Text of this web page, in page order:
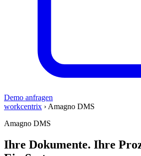
Demo anfragen
workcentrix › Amagno DMS
Amagno DMS
Ihre Dokumente. Ihre